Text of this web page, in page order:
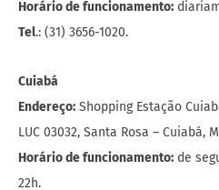
Horário de funcionamento:
Tel.: (31) 3656-1020.
Cuiabá
Endereço: Shopping Estação
LUC 03032, Santa Rosa – Cuiabá,
Horário de funcionamento: de
22h.